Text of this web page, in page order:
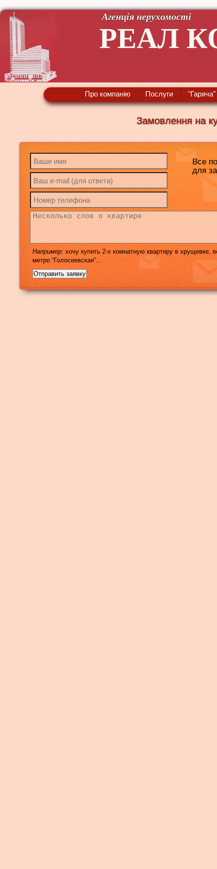
Агенція нерухомості
РЕАЛ
Про компанію Послуги "Гаряча"
Замовлення на
Например: хочу купить 2-х комнатную квартиру в хрущевке,
метро “Голосеевская”...
Все
для